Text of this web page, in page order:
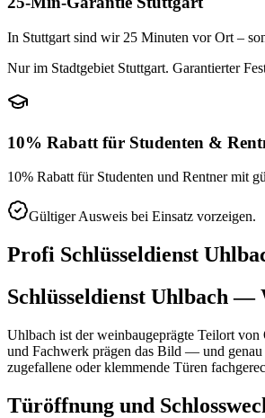
In Stuttgart sind wir 25 Minuten vor Ort –
Nur im Stadtgebiet Stuttgart. Garantierter
10% Rabatt für Studenten &
10% Rabatt für Studenten und Rentner mit
Gültiger Ausweis bei Einsatz vorzeigen.
Profi Schlüsseldienst
Schlüsseldienst Uhlbach
Uhlbach ist der weinbaugeprägte Teilort
und Fachwerk prägen das Bild — und
zugefallene oder klemmende Türen
Türöffnung und